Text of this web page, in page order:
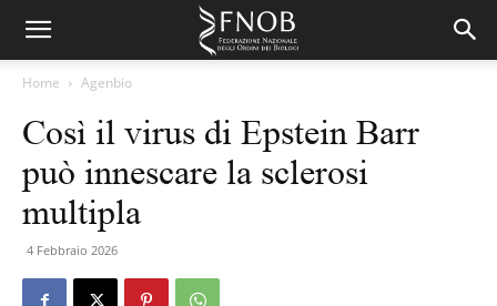
Home Agenbio
Così il virus di Epstein Barr
può innescare la sclerosi
multipla
4 Febbraio 2026